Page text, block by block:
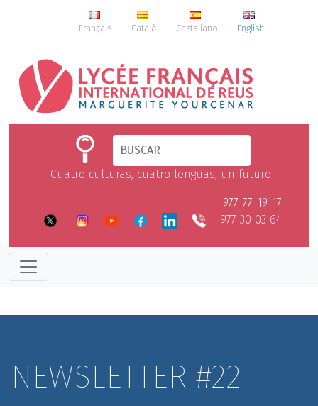
Français Català Castellano English
Cuatro culturas, cuatro lenguas, un futuro
977 77 19 17
977 30 03 64
NEWSLETTER #22